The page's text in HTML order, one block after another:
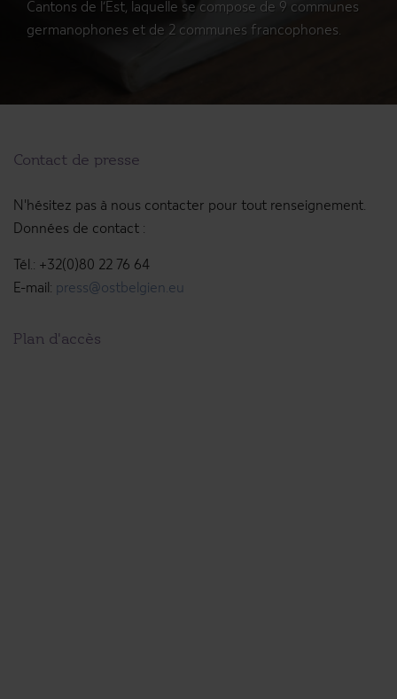
Home
Voyage de presse
Login
Formations
Médiathèque
Login
Cantons de l’Est, laquelle se compose de 9 communes
germanophones et de 2 communes francophones.
Contact de presse
N'hésitez pas à nous contacter pour tout renseignement.
Données de contact :
Tél.: +32(0)80 22 76 64
E-mail: press@ostbelgien.eu
Plan d'accès